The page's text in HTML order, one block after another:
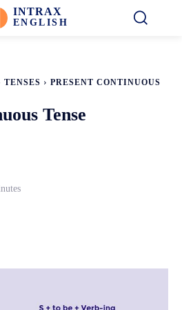
INTRAX
ENGLISH
TENSES
PRESENT CONTINUOUS
Tense